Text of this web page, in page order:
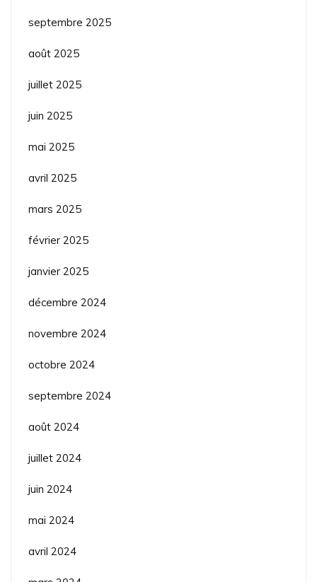
septembre 2025
août 2025
juillet 2025
juin 2025
mai 2025
avril 2025
mars 2025
février 2025
janvier 2025
décembre 2024
novembre 2024
octobre 2024
septembre 2024
août 2024
juillet 2024
juin 2024
mai 2024
avril 2024